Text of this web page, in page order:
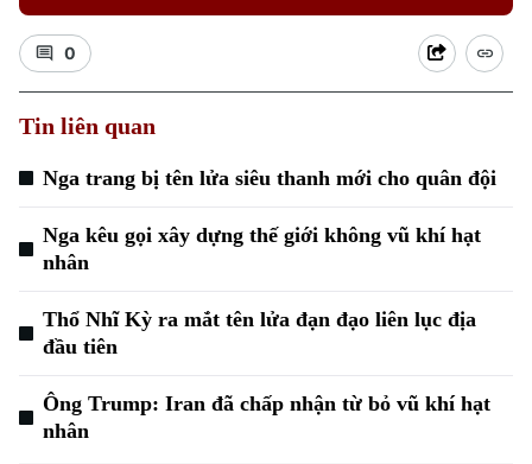
0
Tin liên quan
Nga trang bị tên lửa siêu thanh mới cho quân đội
Nga kêu gọi xây dựng thế giới không vũ khí hạt
nhân
Thổ Nhĩ Kỳ ra mắt tên lửa đạn đạo liên lục địa
đầu tiên
Ông Trump: Iran đã chấp nhận từ bỏ vũ khí hạt
nhân